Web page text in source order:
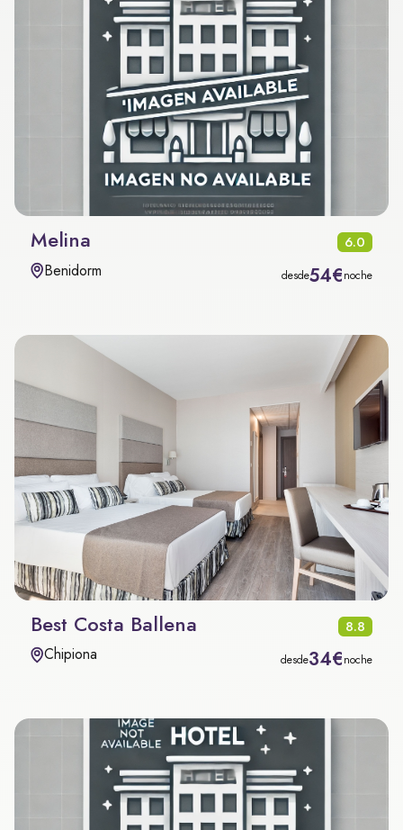
Melina 6.0
Benidorm desde54€noche
Best Costa Ballena 8.8
Chipiona desde34€noche